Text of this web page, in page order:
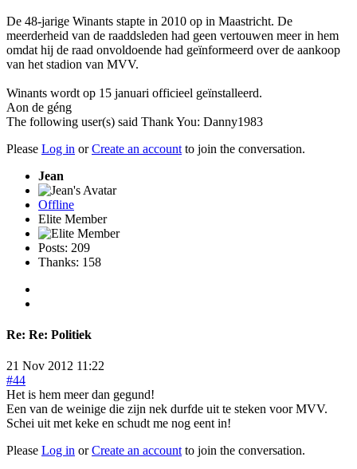
De 48-jarige Winants stapte in 2010 op in Maastricht. De
meerderheid van de raaddsleden had geen vertouwen meer in hem
omdat hij de raad onvoldoende had geïnformeerd over de aankoop
van het stadion van MVV.
Winants wordt op 15 januari officieel geïnstalleerd.
Aon de géng
The following user(s) said Thank You: Danny1983
Please Log in orCreate an account to join the conversation.
Jean
Offline
Elite Member
Posts: 209
Thanks: 158
Re: Re: Politiek
21 Nov 2012 11:22
#44
Het is hem meer dan gegund!
Een van de weinige die zijn nek durfde uit te steken voor MVV.
Schei uit met keke en schudt me nog eent in!
Please Log in orCreate an account to join the conversation.